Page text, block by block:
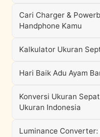
Cari Charger &
Handphone Kamu
Kalkulator Ukuran
Hari Baik Adu Ayam
Konversi Ukuran
Ukuran Indonesia
Luminance Converter: